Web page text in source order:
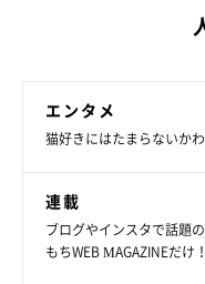
エンタメ
猫好きにはたまらないか
連載
ブログやインスタで話題
もちWEB MAGAZINEだけ！